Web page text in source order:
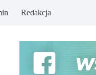
Redakcja